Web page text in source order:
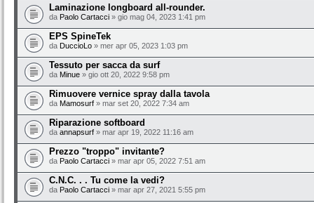
Laminazione longboard all-rounder.
da Paolo Cartacci » gio mag 04, 2023 1:41 pm
EPS SpineTek
da DuccioLo » mer apr 05, 2023 1:03 pm
Tessuto per sacca da surf
da Minue » gio ott 20, 2022 9:58 pm
Rimuovere vernice spray dalla tavola
da Mamosurf » mar set 20, 2022 7:34 am
Riparazione softboard
da annapsurf » mar apr 19, 2022 11:16 am
Prezzo "troppo" invitante?
da Paolo Cartacci » mar apr 05, 2022 7:51 am
C.N.C. . . Tu come la vedi?
da Paolo Cartacci » mar apr 27, 2021 5:55 pm